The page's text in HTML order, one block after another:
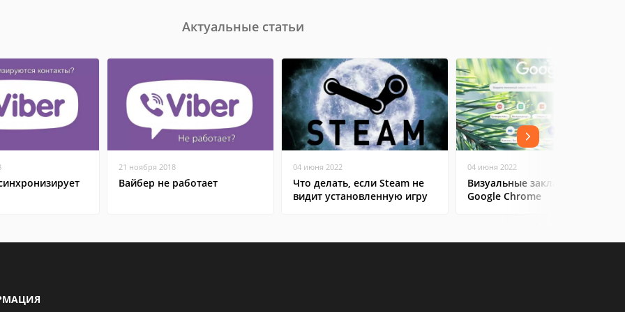
Актуальные статьи
21 ноября 2018
Вайбер не работает
04 июня 2022
Что делать, если Steam не
видит установленную игру
04 июня 2022
Визуальные закладки для
Google Chrome